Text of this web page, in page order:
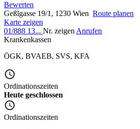
Bewerten
Geßlgasse 19/1, 1230 Wien Route planen
Karte zeigen
01/888 13... Nr. zeigen Anrufen
Krankenkassen
ÖGK, BVAEB, SVS, KFA
Ordinationszeiten
Heute geschlossen
Ordinationszeiten